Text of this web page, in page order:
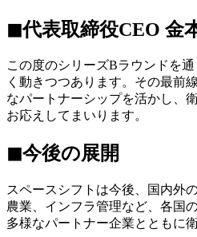
◼︎代表取締役CEO 金
この度のシリーズBラウンドを
く動きつつあります。その最前
なパートナーシップを活かし、
お応えしてまいります。
◼︎今後の展開
スペースシフトは今後、国内外
農業、インフラ管理など、各国
多様なパートナー企業とともに